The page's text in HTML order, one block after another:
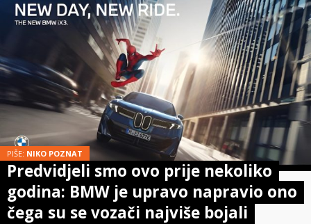
PIŠE: NIKO POZNAT
Predvidjeli smo ovo prije nekoliko
godina: BMW je upravo napravio ono
čega su se vozači najviše bojali